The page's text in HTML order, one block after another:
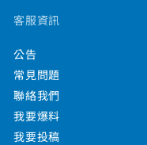
客服資訊
公告
常見問題
聯絡我們
我要爆料
我要投稿